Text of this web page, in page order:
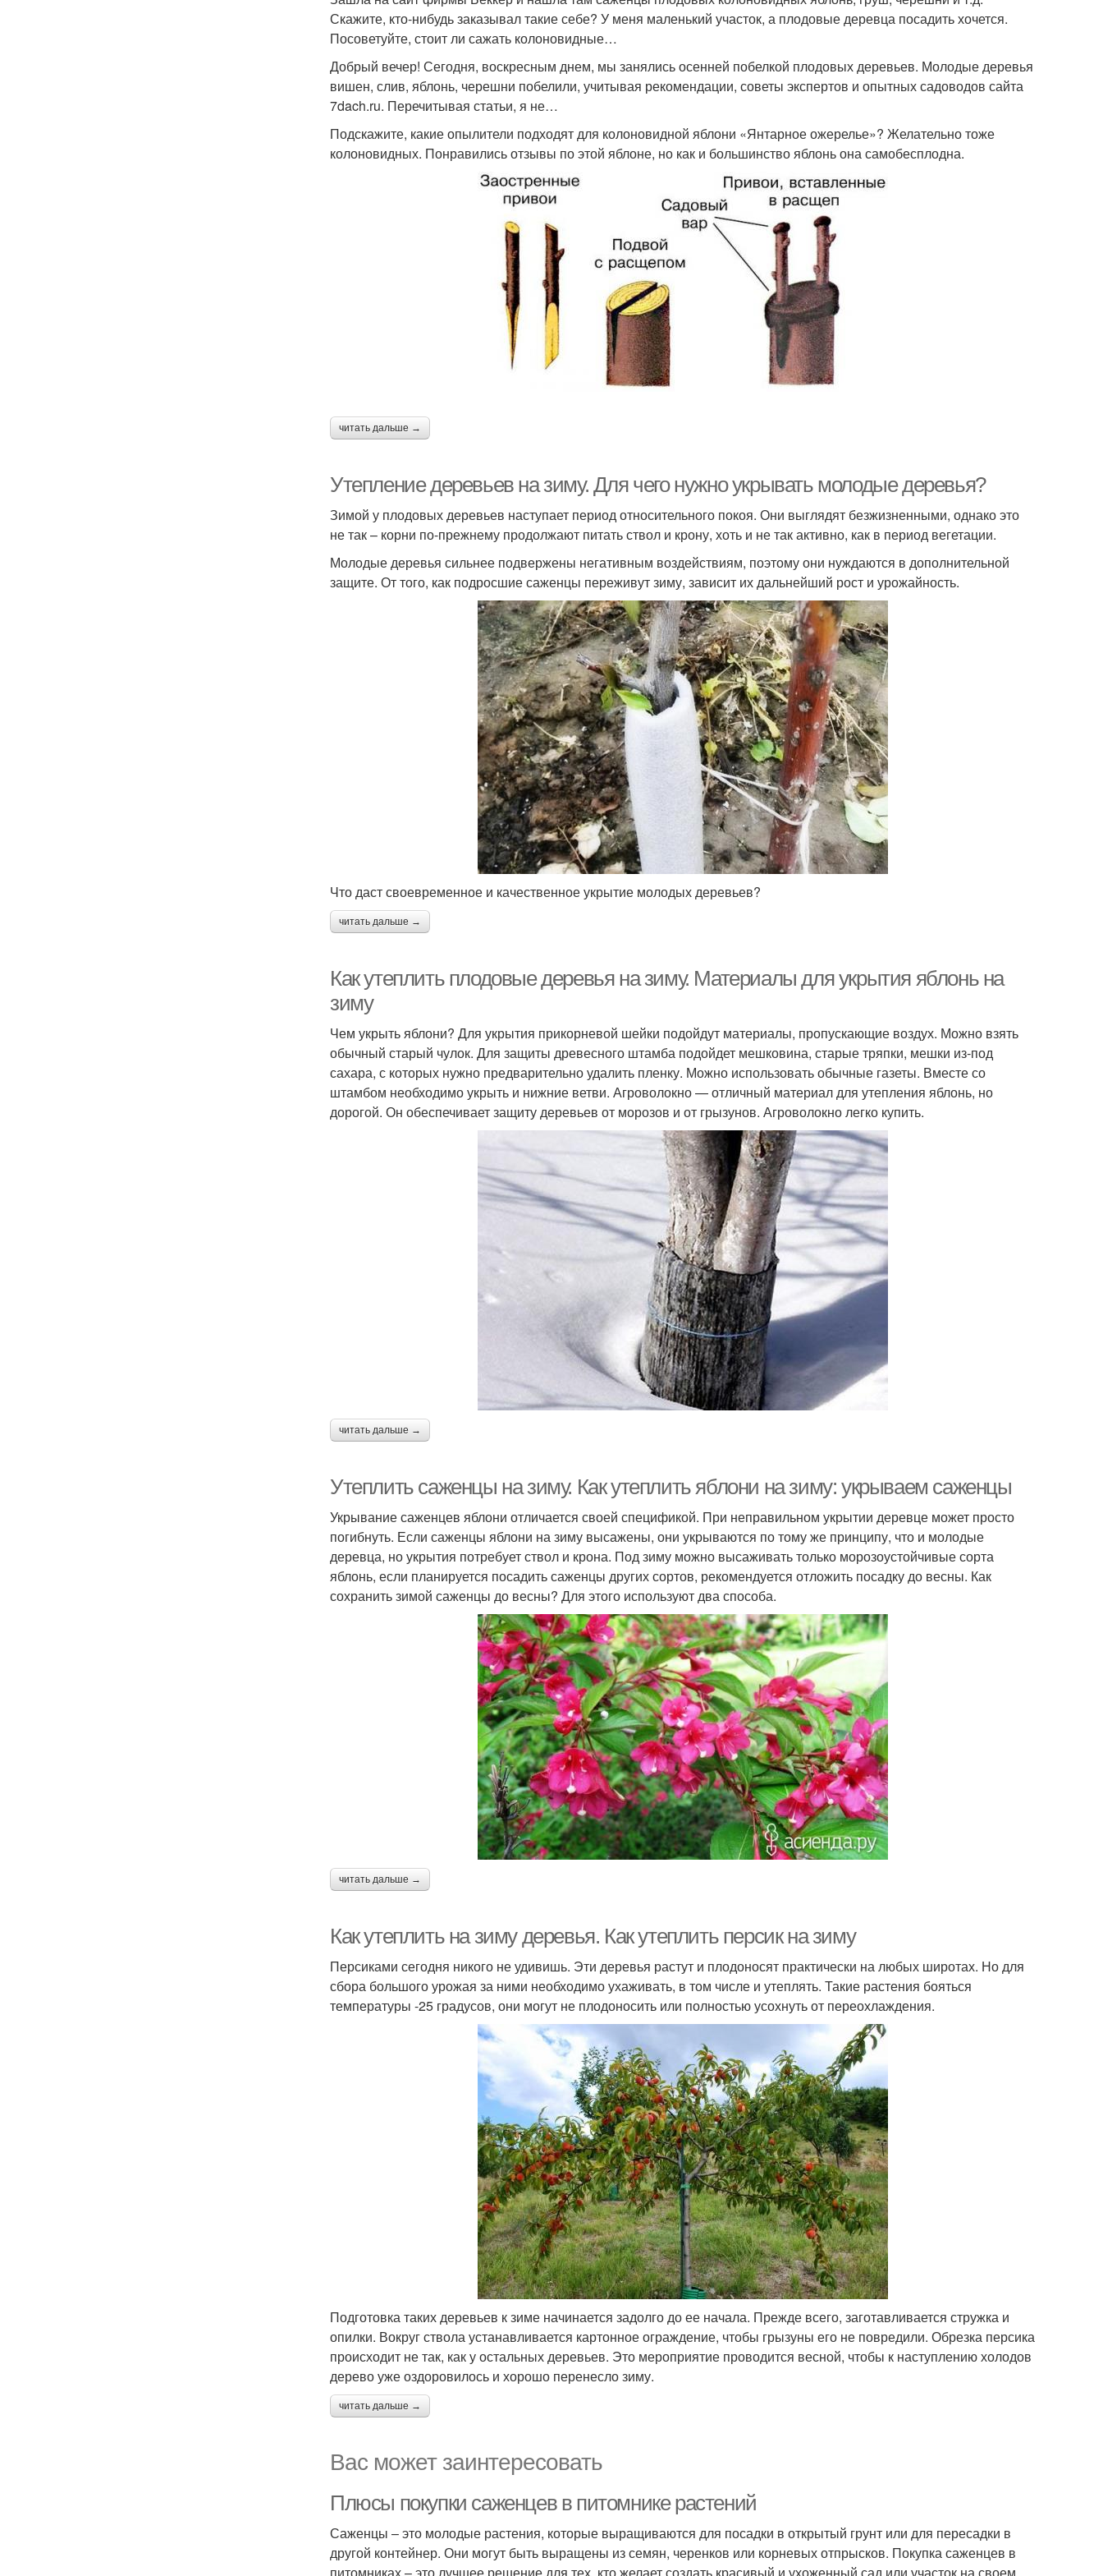
Скажите, кто-нибудь заказывал такие себе? У меня маленький участок, а плодовые деревца посадить хочется.
Посоветуйте, стоит ли сажать колоновидные…
Добрый вечер! Сегодня, воскресным днем, мы занялись осенней побелкой плодовых деревьев. Молодые деревья
вишен, слив, яблонь, черешни побелили, учитывая рекомендации, советы экспертов и опытных садоводов сайта
7dach.ru. Перечитывая статьи, я не…
Подскажите, какие опылители подходят для колоновидной яблони «Янтарное ожерелье»? Желательно тоже
колоновидных. Понравились отзывы по этой яблоне, но как и большинство яблонь она самобесплодна.
читать дальше →
Утепление деревьев на зиму. Для чего нужно укрывать молодые деревья?
Зимой у плодовых деревьев наступает период относительного покоя. Они выглядят безжизненными, однако это
не так – корни по-прежнему продолжают питать ствол и крону, хоть и не так активно, как в период вегетации.
Молодые деревья сильнее подвержены негативным воздействиям, поэтому они нуждаются в дополнительной
защите. От того, как подросшие саженцы переживут зиму, зависит их дальнейший рост и урожайность.
Что даст своевременное и качественное укрытие молодых деревьев?
читать дальше →
Как утеплить плодовые деревья на зиму. Материалы для укрытия яблонь на
зиму
Чем укрыть яблони? Для укрытия прикорневой шейки подойдут материалы, пропускающие воздух. Можно взять
обычный старый чулок. Для защиты древесного штамба подойдет мешковина, старые тряпки, мешки из-под
сахара, с которых нужно предварительно удалить пленку. Можно использовать обычные газеты. Вместе со
штамбом необходимо укрыть и нижние ветви. Агроволокно — отличный материал для утепления яблонь, но
дорогой. Он обеспечивает защиту деревьев от морозов и от грызунов. Агроволокно легко купить.
читать дальше →
Утеплить саженцы на зиму. Как утеплить яблони на зиму: укрываем саженцы
Укрывание саженцев яблони отличается своей спецификой. При неправильном укрытии деревце может просто
погибнуть. Если саженцы яблони на зиму высажены, они укрываются по тому же принципу, что и молодые
деревца, но укрытия потребует ствол и крона. Под зиму можно высаживать только морозоустойчивые сорта
яблонь, если планируется посадить саженцы других сортов, рекомендуется отложить посадку до весны. Как
сохранить зимой саженцы до весны? Для этого используют два способа.
читать дальше →
Как утеплить на зиму деревья. Как утеплить персик на зиму
Персиками сегодня никого не удивишь. Эти деревья растут и плодоносят практически на любых широтах. Но для
сбора большого урожая за ними необходимо ухаживать, в том числе и утеплять. Такие растения бояться
температуры -25 градусов, они могут не плодоносить или полностью усохнуть от переохлаждения.
Подготовка таких деревьев к зиме начинается задолго до ее начала. Прежде всего, заготавливается стружка и
опилки. Вокруг ствола устанавливается картонное ограждение, чтобы грызуны его не повредили. Обрезка персика
происходит не так, как у остальных деревьев. Это мероприятие проводится весной, чтобы к наступлению холодов
дерево уже оздоровилось и хорошо перенесло зиму.
читать дальше →
Вас может заинтересовать
Плюсы покупки саженцев в питомнике растений
Саженцы – это молодые растения, которые выращиваются для посадки в открытый грунт или для пересадки в
другой контейнер. Они могут быть выращены из семян, черенков или корневых отпрысков. Покупка саженцев в